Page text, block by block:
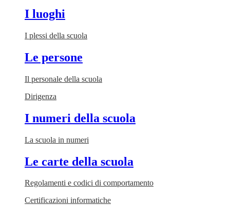
I luoghi
I plessi della scuola
Le persone
Il personale della scuola
Dirigenza
I numeri della scuola
La scuola in numeri
Le carte della scuola
Regolamenti e codici di comportamento
Certificazioni informatiche